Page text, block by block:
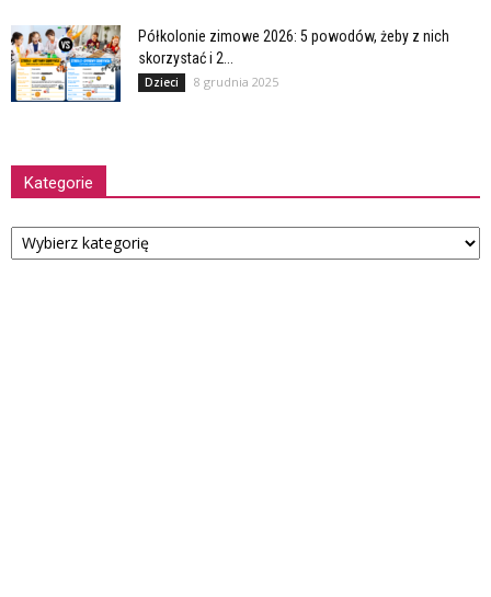
Półkolonie zimowe 2026: 5 powodów, żeby z nich
skorzystać i 2...
Dzieci 8 grudnia 2025
Kategorie
Kategorie